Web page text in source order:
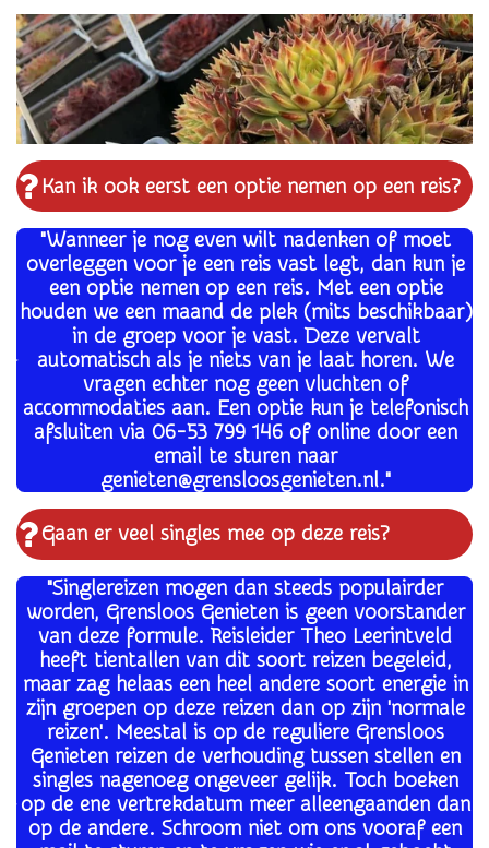
Kan ik ook eerst een optie nemen op een reis?
"Wanneer je nog even wilt nadenken of moet
overleggen voor je een reis vast legt, dan kun je
een optie nemen op een reis. Met een optie
houden we een maand de plek (mits beschikbaar)
in de groep voor je vast. Deze vervalt
automatisch als je niets van je laat horen. We
vragen echter nog geen vluchten of
accommodaties aan. Een optie kun je telefonisch
afsluiten via 06-53 799 146 of online door een
email te sturen naar
genieten@grensloosgenieten.nl."
Gaan er veel singles mee op deze reis?
"Singlereizen mogen dan steeds populairder
worden, Grensloos Genieten is geen voorstander
van deze formule. Reisleider Theo Leerintveld
heeft tientallen van dit soort reizen begeleid,
maar zag helaas een heel andere soort energie in
zijn groepen op deze reizen dan op zijn 'normale
reizen'. Meestal is op de reguliere Grensloos
Genieten reizen de verhouding tussen stellen en
singles nagenoeg ongeveer gelijk. Toch boeken
op de ene vertrekdatum meer alleengaanden dan
op de andere. Schroom niet om ons vooraf een